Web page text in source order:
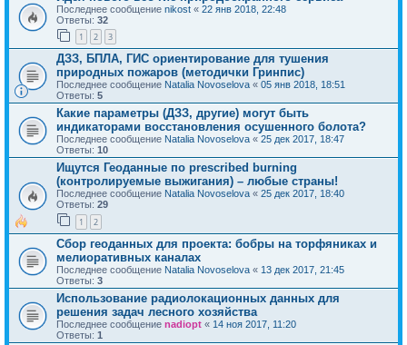
Последнее сообщение nikost « 22 янв 2018, 22:48
Ответы: 32
1 2 3
ДЗЗ, БПЛА, ГИС ориентирование для тушения
природных пожаров (методички Гринпис)
Последнее сообщение Natalia Novoselova « 05 янв 2018, 18:51
Ответы: 5
Какие параметры (ДЗЗ, другие) могут быть
индикаторами восстановления осушенного болота?
Последнее сообщение Natalia Novoselova « 25 дек 2017, 18:47
Ответы: 10
Ищутся Геоданные по prescribed burning
(контролируемые выжигания) – любые страны!
Последнее сообщение Natalia Novoselova « 25 дек 2017, 18:40
Ответы: 29
1 2
Сбор геоданных для проекта: бобры на торфяниках и
мелиоративных каналах
Последнее сообщение Natalia Novoselova « 13 дек 2017, 21:45
Ответы: 3
Использование радиолокационных данных для
решения задач лесного хозяйства
Последнее сообщение nadiopt « 14 ноя 2017, 11:20
Ответы: 1